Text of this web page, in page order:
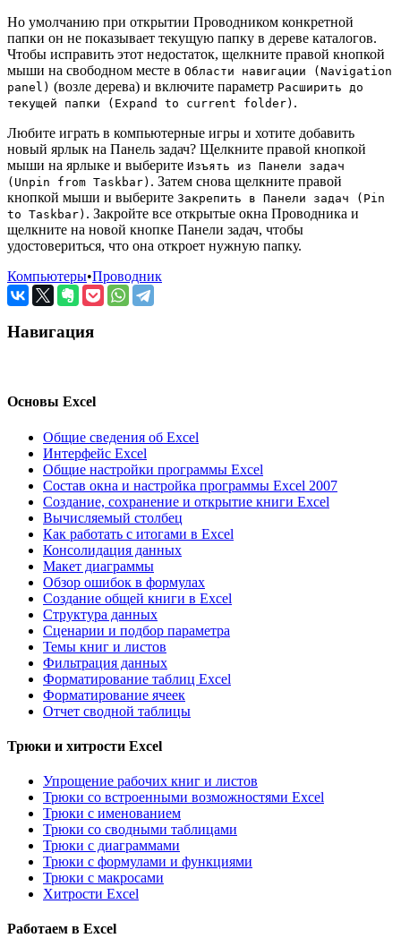
Но умолчанию при открытии Проводником конкретной
папки он не показывает текущую папку в дереве каталогов.
Чтобы исправить этот недостаток, щелкните правой кнопкой
мыши на свободном месте в Области навигации (Navigation
panel) (возле дерева) и включите параметр Расширить до
текущей папки (Expand to current folder) .
Любите играть в компьютерные игры и хотите добавить
новый ярлык на Панель задач? Щелкните правой кнопкой
мыши на ярлыке и выберите Изъять из Панели задач
(Unpin from Taskbar) . Затем снова щелкните правой
кнопкой мыши и выберите Закрепить в Панели задач (Pin
to Taskbar) . Закройте все открытые окна Проводника и
щелкните на новой кнопке Панели задач, чтобы
удостовериться, что она откроет нужную папку.
Компьютеры•Проводник
Навигация
Основы Excel
Общие сведения об Excel
Интерфейс Excel
Общие настройки программы Excel
Состав окна и настройка программы Excel 2007
Создание, сохранение и открытие книги Excel
Вычисляемый столбец
Как работать с итогами в Excel
Консолидация данных
Макет диаграммы
Обзор ошибок в формулах
Создание общей книги в Excel
Структура данных
Сценарии и подбор параметра
Темы книг и листов
Фильтрация данных
Форматирование таблиц Excel
Форматирование ячеек
Отчет сводной таблицы
Трюки и хитрости Excel
Упрощение рабочих книг и листов
Трюки со встроенными возможностями Excel
Трюки с именованием
Трюки со сводными таблицами
Трюки с диаграммами
Трюки с формулами и функциями
Трюки с макросами
Хитрости Excel
Работаем в Excel